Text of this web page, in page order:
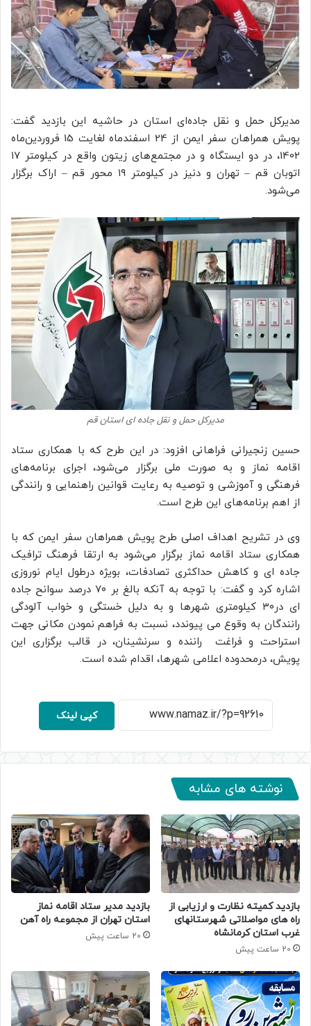
مدیرکل حمل و نقل جاده‌ای استان در حاشیه این بازدید گفت:
پویش همراهان سفر ایمن از 24 اسفندماه لغایت 15 فروردین‌ماه
1402، در دو ایستگاه و در مجتمع‌های زیتون واقع در کیلومتر ۱۷
اتوبان قم – تهران و دنیز در کیلومتر ۱۹ محور قم – اراک برگزار
می‌شود.
مدیرکل حمل و نقل جاده ای استان قم
حسین زنجیرانی فراهانی افزود: در این طرح که با همکاری ستاد
اقامه نماز و به صورت ملی برگزار می‌شود، اجرای برنامه‌های
فرهنگی و آموزشی و توصیه به رعایت قوانین راهنمایی و رانندگی
از اهم برنامه‌های این طرح است.
وی در تشریح اهداف اصلی طرح پویش همراهان سفر ایمن که با
همکاری ستاد اقامه نماز برگزار می‌شود به ارتقا فرهنگ ترافیک
جاده ای و کاهش حداکثری تصادفات، بویژه درطول ایام نوروزی
اشاره کرد و گفت: با توجه به آنکه بالغ بر ۷۰ درصد سوانح جاده
ای در۳۰ کیلومتری شهرها و به دلیل خستگی و خواب آلودگی
رانندگان به وقوع می پیوندد، نسبت به فراهم نمودن مکانی جهت
استراحت و فراغت راننده و سرنشینان، در قالب برگزاری این
پویش، درمحدوده اعلامی شهرها، اقدام شده است.
کپی لینک
نوشته های مشابه
بازدید کمیته نظارت و ارزیابی از
راه های مواصلاتی شهرستانهای
غرب استان کرمانشاه
20 ساعت پیش
بازدید مدیر ستاد اقامه نماز
استان تهران از مجموعه راه آهن
20 ساعت پیش